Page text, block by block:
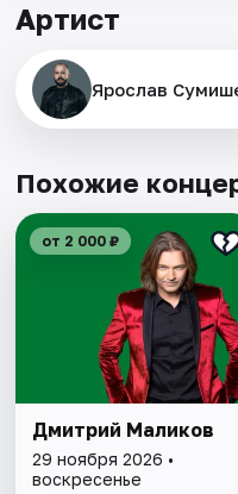
Артист
Ярослав
Похожие
от 2 000 ₽
Дмитрий Маликов
29 ноября 2026 •
воскресенье